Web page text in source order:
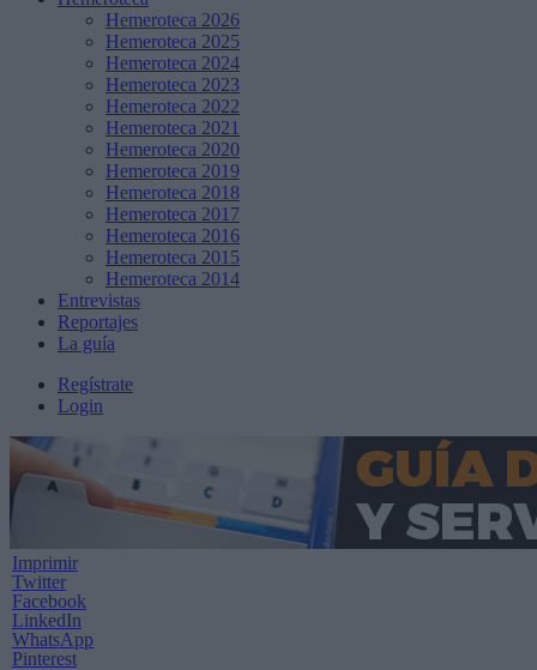
Hemeroteca 2026
Hemeroteca 2025
Hemeroteca 2024
Hemeroteca 2023
Hemeroteca 2022
Hemeroteca 2021
Hemeroteca 2020
Hemeroteca 2019
Hemeroteca 2018
Hemeroteca 2017
Hemeroteca 2016
Hemeroteca 2015
Hemeroteca 2014
Entrevistas
Reportajes
La guía
Regístrate
Login
Imprimir
Twitter
Facebook
LinkedIn
WhatsApp
Pinterest